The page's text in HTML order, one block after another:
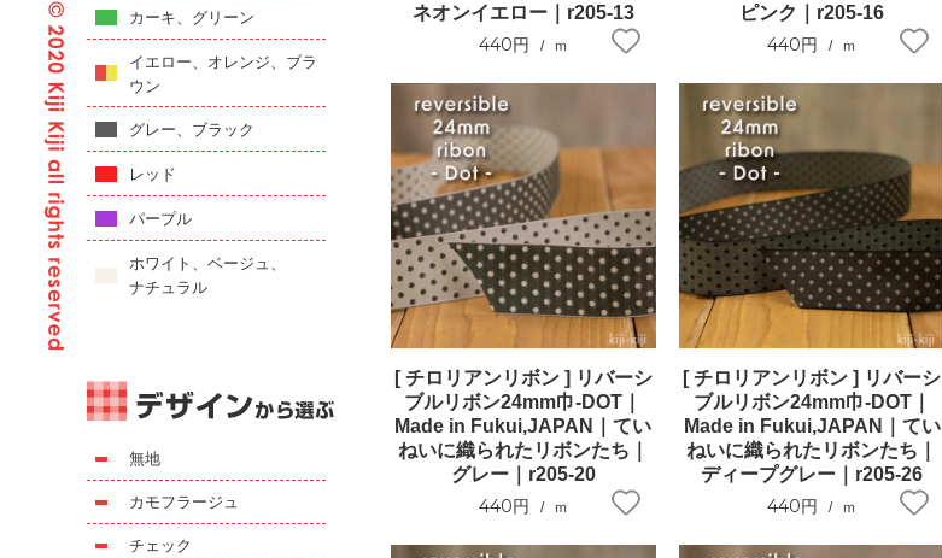
ネオンイエロー｜r205-13
440円 ｍ
ピンク｜r205-16
440円 ｍ
[ チロリアンリボン ] リバーシ
ブルリボン24mm巾-DOT｜
Made in Fukui,JAPAN｜てい
ねいに織られたリボンたち｜
グレー｜r205-20
440円 ｍ
[ チロリアンリボン ] リバーシ
ブルリボン24mm巾-DOT｜
Made in Fukui,JAPAN｜てい
ねいに織られたリボンたち｜
ディープグレー｜r205-26
440円 ｍ
カーキ、グリーン
イエロー、オレンジ、ブラ
ウン
グレー、ブラック
レッド
パープル
ホワイト、ベージュ、
ナチュラル
無地
カモフラージュ
チェック